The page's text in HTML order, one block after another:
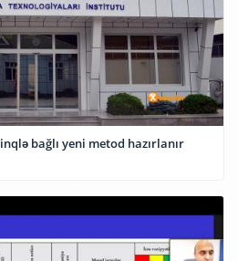
bağlı yeni metod hazırlanır